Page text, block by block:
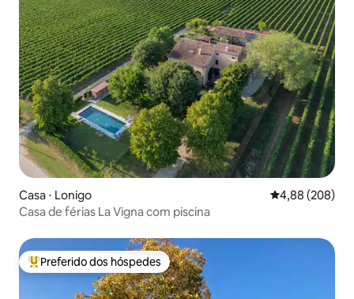
Casa ⋅ Lonigo 4,88 de uma
4,88 (208)
Casa de férias La Vigna com piscina
Entre os melhores preferidos dos hóspedes
Preferido dos hóspedes